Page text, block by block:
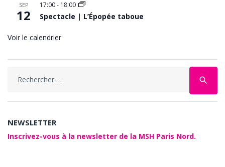
SEP
12
17:00- 18:00
Spectacle | L’Épopée taboue
Voir le calendrier
search
NEWSLETTER
Inscrivez-vous à la newsletter de la MSH Paris Nord.